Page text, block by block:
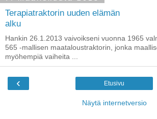
Terapiatraktorin uuden elämän
alku
Hankin 26.1.2013 vaivoikseni vuonna 1965
565 -mallisen maataloustraktorin, jonka
myöhempiä vaiheita ...
‹ Etusivu
Näytä internetversio